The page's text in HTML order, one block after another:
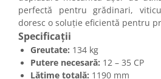
perfectă pentru grădinari,
doresc o soluție eficientă pentru
Specificații
Greutate: 134 kg
Putere necesară: 12 – 35 CP
Lățime totală: 1190 mm